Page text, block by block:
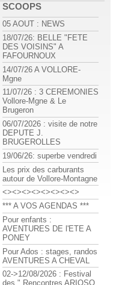
SCOOPS
05 AOUT : NEWS
18/07/26: BELLE "FETE
DES VOISINS" A
FAFOURNOUX
14/07/26 A VOLLORE-
Mgne
11/07/26 : 3 CEREMONIES
Vollore-Mgne & Le
Brugeron
06/07/2026 : visite de notre
DEPUTE J.
BRUGEROLLES
19/06/26: superbe vendredi
Les prix des carburants
autour de Vollore-Montagne
<><><><><><><><>
*** A VOS AGENDAS ***
Pour enfants :
AVENTURES DE l'ETE A
PONEY
Pour Ados : stages, randos
AVENTURES A CHEVAL
02->12/08/2026 : Festival
des " Rencontres ARIOSO